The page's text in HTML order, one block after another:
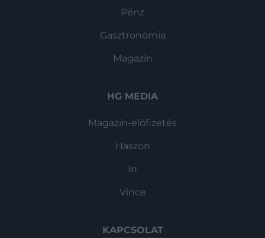
Pénz
Gasztronómia
Magazin
HG MEDIA
Magazin-előfizetés
Haszon
In
Vince
KAPCSOLAT